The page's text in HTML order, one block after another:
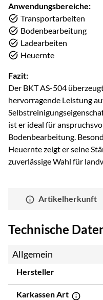
Anwendungsbereiche:
Transportarbeiten
Bodenbearbeitung
Ladearbeiten
Heuernte
Fazit:
Der BKT AS-504
hervorragende Leistung
ist er ideal für
Bodenbearbeitung.
Heuernte zeigt er seine
zuverlässige Wahl für
Artikelherkunft
Technische
Allgemein
Hersteller
Karkassen Art